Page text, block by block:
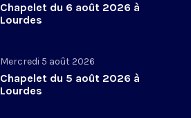
Chapelet du 6 août 2026 à
Lourdes
Mercredi 5 août 2026
Chapelet du 5 août 2026 à
Lourdes